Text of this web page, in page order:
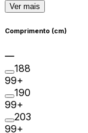
Ver mais
Comprimento (cm)
188
99+
190
99+
203
99+